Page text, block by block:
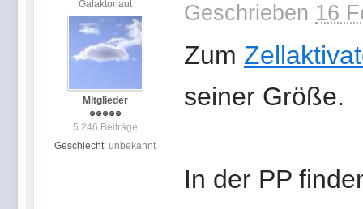
Galaktonaut
Mitglieder
5.246 Beiträge
Geschlecht: unbekannt
Geschrieben 16
Zum
seiner Größe.
In der PP